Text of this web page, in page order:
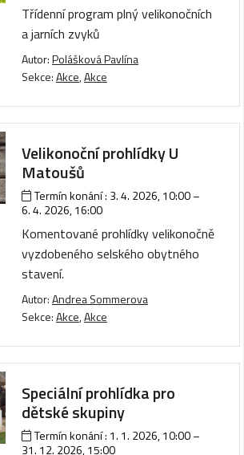
Třídenní program plný velikonočních
a jarních zvyků
Autor:Polášková Pavlína
Sekce:Akce,Akce
Velikonoční prohlídky U
Matoušů
Termín konání : 3. 4. 2026, 10:00–
6. 4. 2026, 16:00
Komentované prohlídky velikonočně
vyzdobeného selského obytného
stavení.
Autor:Andrea Sommerova
Sekce:Akce,Akce
Speciální prohlídka pro
dětské skupiny
Termín konání : 1. 1. 2026, 10:00–
31. 12. 2026, 15:00